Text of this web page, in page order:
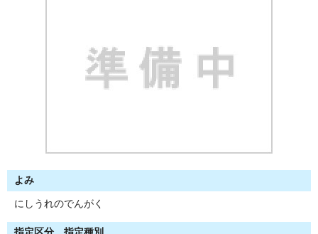
よみ
にしうれのでんがく